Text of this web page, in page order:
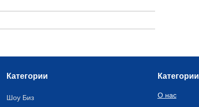
Категории
Шоу Биз
Категории
О нас